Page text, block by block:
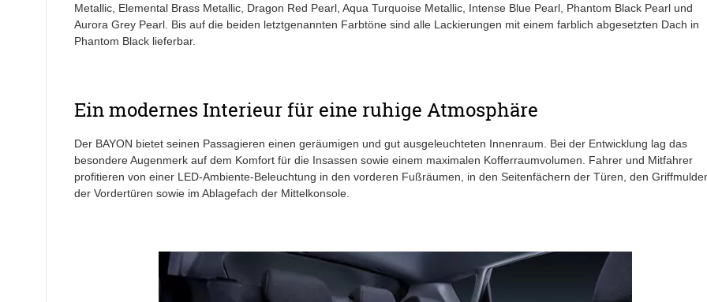
Metallic, Elemental Brass Metallic, Dragon Red Pearl, Aqua Turquoise Metallic, Intense Blue Pearl, Phantom Black Pearl und
Aurora Grey Pearl. Bis auf die beiden letztgenannten Farbtöne sind alle Lackierungen mit einem farblich abgesetzten Dach in
Phantom Black lieferbar.
Ein modernes Interieur für eine ruhige Atmosphäre
Der BAYON bietet seinen Passagieren einen geräumigen und gut ausgeleuchteten Innenraum. Bei der Entwicklung lag das
besondere Augenmerk auf dem Komfort für die Insassen sowie einem maximalen Kofferraumvolumen. Fahrer und Mitfahrer
profitieren von einer LED-Ambiente-Beleuchtung in den vorderen Fußräumen, in den Seitenfächern der Türen, den
der Vordertüren sowie im Ablagefach der Mittelkonsole.